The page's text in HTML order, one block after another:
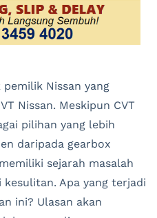
pemilik Nissan yang
Nissan. Meskipun CVT
pilihan yang lebih
daripada gearbox
sejarah masalah
Apa yang terjadi
ini? Ulasan akan